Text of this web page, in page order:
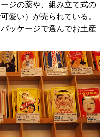
ジの薬や、組み立て式の
愛い）が売られている。
ッケージで選んでお土産